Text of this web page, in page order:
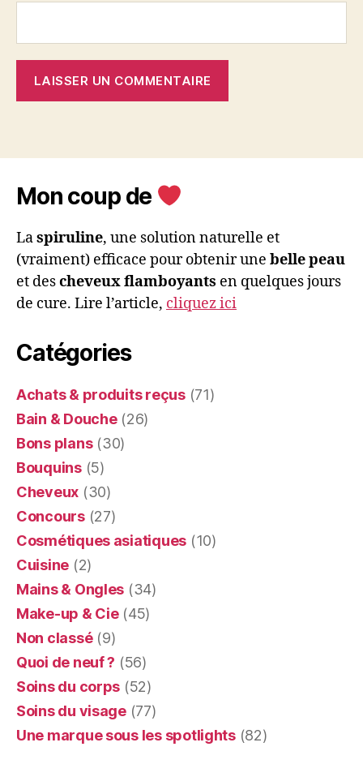
Mon coup de
Laspiruline, une solution naturelle et
(vraiment) efficace pour obtenir une belle peau
et descheveux flamboyants en quelques jours
de cure. Lire l’article, cliquez ici
Catégories
Achats & produits reçus(71)
Bain & Douche(26)
Bons plans(30)
Bouquins(5)
Cheveux (30)
Concours(27)
Cosmétiques asiatiques (10)
Cuisine (2)
Mains & Ongles (34)
Make-up & Cie(45)
Non classé(9)
Quoi de neuf ? (56)
Soins du corps (52)
Soins du visage(77)
Une marque sous les spotlights(82)